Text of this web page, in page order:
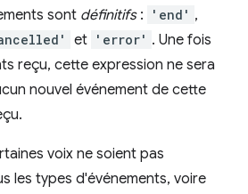
sont définitifs: 'end' ,
et 'error' . Une fois
reçu, cette expression ne sera
nouvel événement de cette
voix ne soient pas
les types d'événements, voire